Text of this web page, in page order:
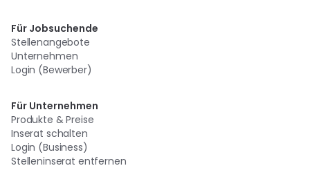
Für Jobsuchende
Stellenangebote
Unternehmen
Login (Bewerber)
Für Unternehmen
Produkte & Preise
Inserat schalten
Login (Business)
Stelleninserat entfernen